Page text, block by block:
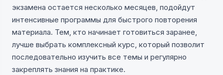
экзамена остается несколько месяцев, подойдут
интенсивные программы для быстрого повторения
материала. Тем, кто начинает готовиться заранее,
лучше выбрать комплексный курс, который позволит
последовательно изучить все темы и регулярно
закреплять знания на практике.